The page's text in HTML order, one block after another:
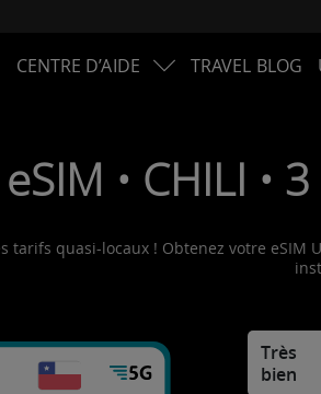
CENTRE D’AIDE TRAVEL BLOG
eSIM • CHILI •
tarifs quasi-locaux ! Obtenez votre
Très
bien